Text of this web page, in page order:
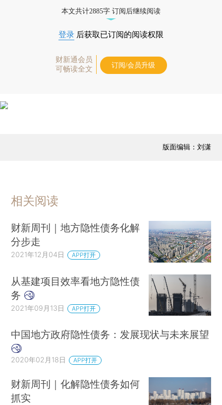
本文共计2885字 订阅后继续阅读
登录 后获取已订阅的阅读权限
财新通会员
可畅读全文
订阅/会员升级
版面编辑：刘潇
相关阅读
财新周刊｜地方隐性债务化解
分步走
2021年12月04日 APP打开
从基建项目效率看地方隐性债
务
2021年09月13日 APP打开
中国地方政府隐性债务：发展现状与未来展望
2020年02月18日 APP打开
财新周刊｜化解隐性债务如何
抓实